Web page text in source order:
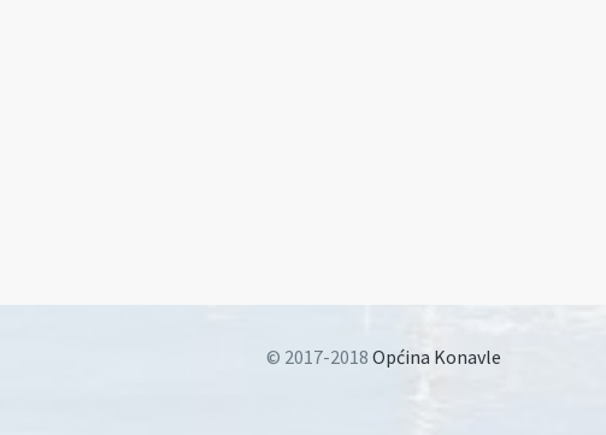
© 2017-2018 Općina Konavle